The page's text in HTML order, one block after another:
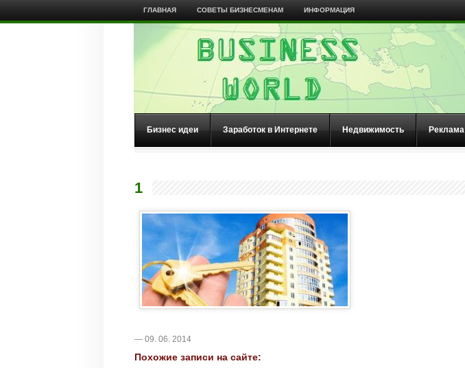
ГЛАВНАЯ СОВЕТЫ БИЗНЕСМЕНАМ ИНФОРМАЦИЯ
Бизнес идеи Заработок в Интернете Недвижимость Реклама
1
— 09. 06. 2014
Похожие записи на сайте: